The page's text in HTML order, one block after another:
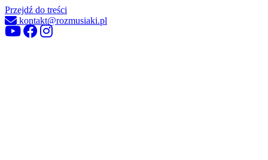
Przejdź do treści
kontakt@rozmusiaki.pl